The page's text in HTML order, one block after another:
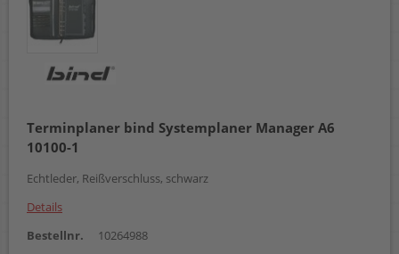
Terminplaner bind Systemplaner Manager A6
10100-1
Echtleder, Reißverschluss, schwarz
Details
Bestellnr.
10264988